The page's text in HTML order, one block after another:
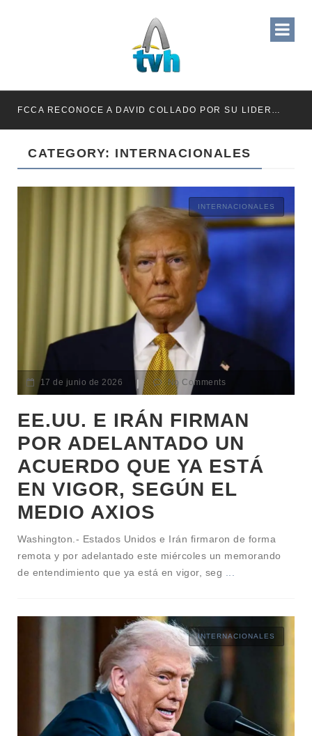
FCCA RECONOCE A DAVID COLLADO POR SU LIDERAZGO EN EL CRECIMIENTO DE LA INDUSTRIA DE CRUCEROS EN RD
CATEGORY: INTERNACIONALES
INTERNACIONALES
17 de junio de 2026 | No Comments
EE.UU. E IRÁN FIRMAN
POR ADELANTADO UN
ACUERDO QUE YA ESTÁ
EN VIGOR, SEGÚN EL
MEDIO AXIOS
Washington.- Estados Unidos e Irán firmaron de forma
remota y por adelantado este miércoles un memorando
de entendimiento que ya está en vigor, seg
INTERNACIONALES